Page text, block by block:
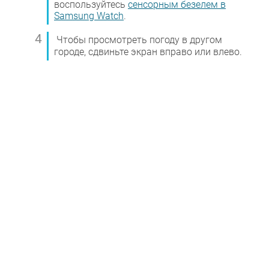
воспользуйтесь сенсорным безелем в
Samsung Watch.
Чтобы просмотреть погоду в другом
городе, сдвиньте экран вправо или влево.